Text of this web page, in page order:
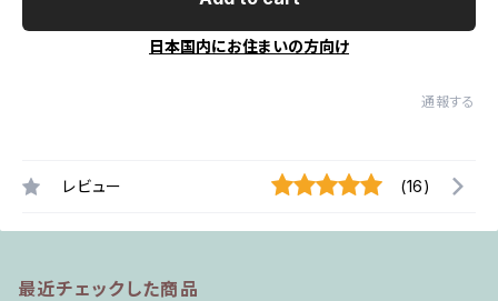
日本国内にお住まいの方向け
通報する
レビュー (16)
最近チェックした商品